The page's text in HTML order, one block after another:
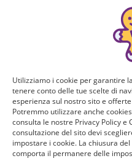
Utilizziamo i cookie per garantire
tenere conto delle tue scelte di
esperienza sul nostro sito e
Potremmo utilizzare anche
consulta le nostre Privacy Policy e
consultazione del sito devi
impostare i cookie. La chiusura
comporta il permanere delle